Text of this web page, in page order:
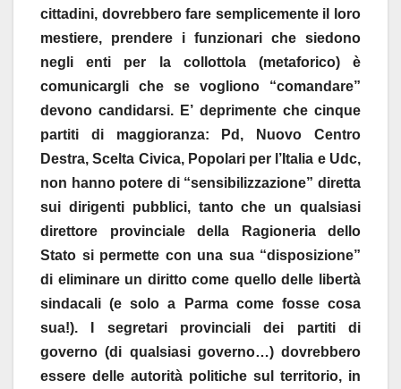
cittadini, dovrebbero fare semplicemente il loro
mestiere, prendere i funzionari che siedono
negli enti per la collottola (metaforico) è
comunicargli che se vogliono “comandare”
devono candidarsi. E’ deprimente che cinque
partiti di maggioranza: Pd, Nuovo Centro
Destra, Scelta Civica, Popolari per l’Italia e Udc,
non hanno potere di “sensibilizzazione” diretta
sui dirigenti pubblici, tanto che un qualsiasi
direttore provinciale della Ragioneria dello
Stato si permette con una sua “disposizione”
di eliminare un diritto come quello delle libertà
sindacali (e solo a Parma come fosse cosa
sua!). I segretari provinciali dei partiti di
governo (di qualsiasi governo…) dovrebbero
essere delle autorità politiche sul territorio, in